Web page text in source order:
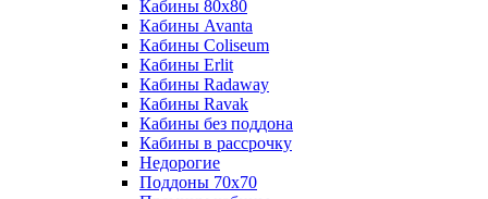
Кабины 80х80
Кабины Avanta
Кабины Coliseum
Кабины Erlit
Кабины Radaway
Кабины Ravak
Кабины без поддона
Кабины в рассрочку
Недорогие
Поддоны 70x70